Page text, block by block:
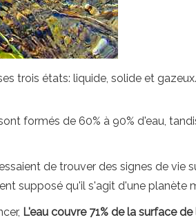
trois états: liquide, solide et
formés de 60% à 90% d'eau,
de trouver des signes de vie
supposé qu'il s'agit d'une planète
L'eau couvre 71% de la surface de